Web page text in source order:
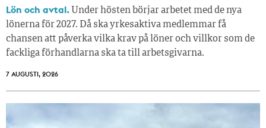
Lön och avtal. Under hösten börjar arbetet med de nya
lönerna för 2027. Då ska yrkesaktiva medlemmar få
chansen att påverka vilka krav på löner och villkor som de
fackliga förhandlarna ska ta till arbetsgivarna.
7 AUGUSTI, 2026